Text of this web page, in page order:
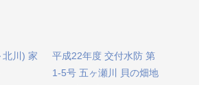
北川) 家
平成22年度 交付水防 第
1-5号 五ヶ瀬川 貝の畑地